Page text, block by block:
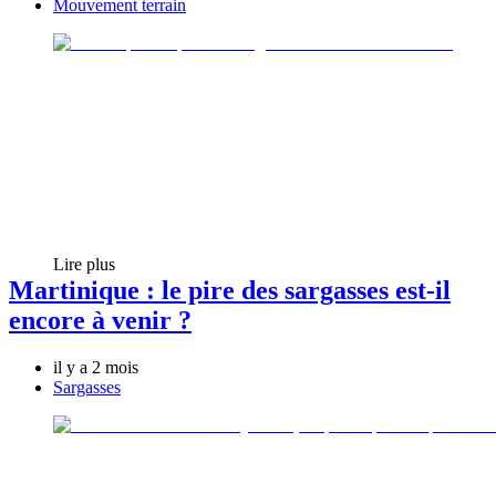
Mouvement terrain
Lire plus
Martinique : le pire des sargasses est-il
encore à venir ?
il y a 2 mois
Sargasses